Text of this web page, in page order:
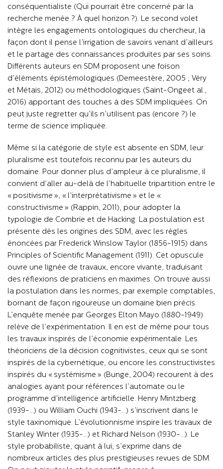
conséquentialiste (Qui pourrait être concerné par la
recherche menée ? À quel horizon ?). Le second volet
intègre les engagements ontologiques du chercheur, la
façon dont il pense l’irrigation de savoirs venant d’ailleurs
et le partage des connaissances produites par ses soins.
Différents auteurs en SDM proposent une foison
d’éléments épistémologiques (Demeestère, 2005 ; Véry
et Métais, 2012) ou méthodologiques (Saint-Ongeet al.,
2016) apportant des touches à des SDM impliquées. On
peut juste regretter qu’ils n’utilisent pas (encore ?) le
terme de science impliquée.
Même si la catégorie de style est absente en SDM, leur
pluralisme est toutefois reconnu par les auteurs du
domaine. Pour donner plus d’ampleur à ce pluralisme, il
convient d’aller au-delà de l’habituelle tripartition entre le
« positivisme », « l’interprétativisme » et le «
constructivisme » (Rappin, 2011), pour adopter la
typologie de Combrie et de Hacking. La postulation est
présente dès les origines des SDM, avec les règles
énoncées par Frederick Winslow Taylor (1856-1915) dans
Principles of Scientific Management (1911). Cet opuscule
ouvre une lignée de travaux, encore vivante, traduisant
des réflexions de praticiens en maximes. On trouve aussi
la postulation dans les normes, par exemple comptables,
bornant de façon rigoureuse un domaine bien précis.
L’enquête menée par Georges Elton Mayo (1880-1949)
relève de l’expérimentation. Il en est de même pour tous
les travaux inspirés de l’économie expérimentale. Les
théoriciens de la décision cognitivistes, ceux qui se sont
inspirés de la cybernétique, ou encore les constructivistes
inspirés du « systémisme » (Bunge, 2004) recourent à des
analogies ayant pour références l’automate ou le
programme d’intelligence artificielle. Henry Mintzberg
(1939-...) ou William Ouchi (1943-...) s’inscrivent dans le
style taxinomique. L’évolutionnisme inspire les travaux de
Stanley Winter (1935-...) et Richard Nelson (1930-...). Le
style probabiliste, quant à lui, s’exprime dans de
nombreux articles des plus prestigieuses revues de SDM.